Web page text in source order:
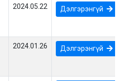
2024.05.22 Дэлгэрэнгүй
2024.01.26 Дэлгэрэнгүй